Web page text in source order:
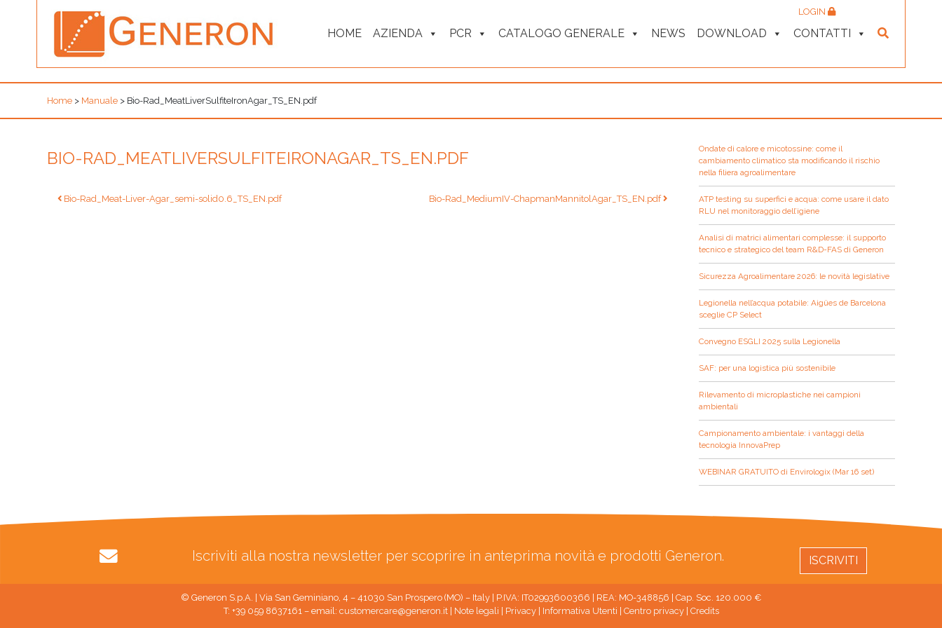
HOME AZIENDA PCR CATALOGO GENERALE NEWS DOWNLOAD CONTATTI
LOGIN
Home > Manuale > Bio-Rad_MeatLiverSulfiteIronAgar_TS_EN.pdf
BIO-RAD_MEATLIVERSULFITEIRONAGAR_TS_EN.PDF
Navigazione
Bio-Rad_Meat-Liver-Agar_semi-solid0.6_TS_EN.pdf Bio-Rad_MediumIV-ChapmanMannitolAgar_TS_EN.pdf
Ondate di calore e micotossine: come il
cambiamento climatico sta modificando il rischio
nella filiera agroalimentare
ATP testing su superfici e acqua: come usare il dato
RLU nel monitoraggio dell’igiene
Analisi di matrici alimentari complesse: il supporto
tecnico e strategico del team R&D-FAS di Generon
Sicurezza Agroalimentare 2026: le novità legislative
Legionella nell’acqua potabile: Aigües de Barcelona
sceglie CP Select
Convegno ESGLI 2025 sulla Legionella
SAF: per una logistica più sostenibile
Rilevamento di microplastiche nei campioni
ambientali
Campionamento ambientale: i vantaggi della
tecnologia InnovaPrep
WEBINAR GRATUITO di Envirologix (Mar 16 set)
Iscriviti alla nostra newsletter per scoprire in anteprima novità e prodotti Generon. ISCRIVITI
© Generon S.p.A. | Via San Geminiano, 4 – 41030 San Prospero (MO) – Italy | P.IVA: IT02993600366 | REA: MO-348856 | Cap. Soc. 120.000 €
T: +39 059 8637161 – email: customercare@generon.it| Note legali Privacy| Informativa Utenti Centro privacy| Credits